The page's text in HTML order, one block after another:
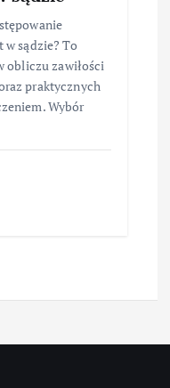
w sądzie? To
obliczu zawiłości
praktycznych
Wybór